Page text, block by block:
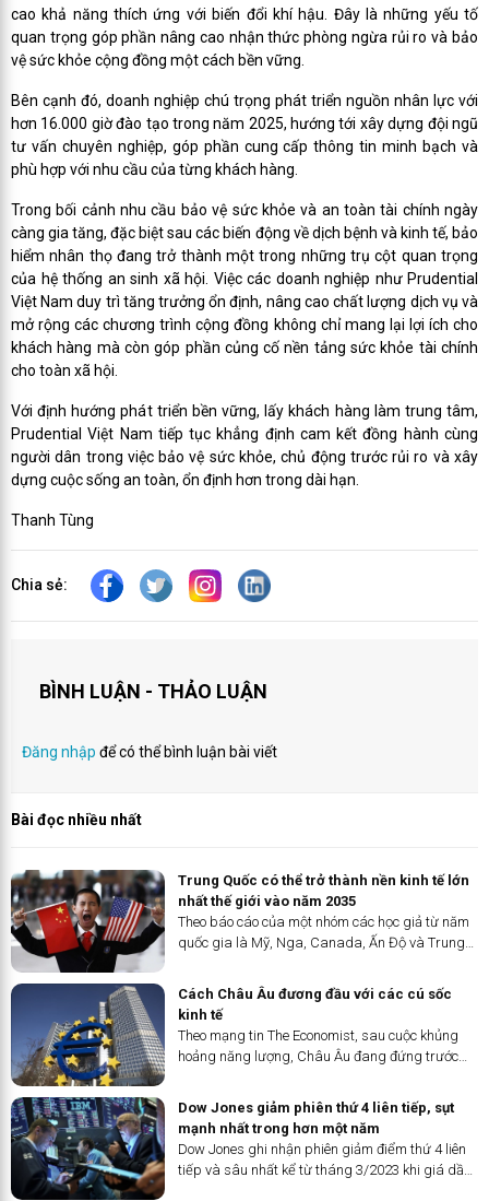
cao khả năng thích ứng với biến đổi khí hậu. Đây là những yếu tố
quan trọng góp phần nâng cao nhận thức phòng ngừa rủi ro và bảo
vệ sức khỏe cộng đồng một cách bền vững.
Bên cạnh đó, doanh nghiệp chú trọng phát triển nguồn nhân lực với
hơn 16.000 giờ đào tạo trong năm 2025, hướng tới xây dựng đội ngũ
tư vấn chuyên nghiệp, góp phần cung cấp thông tin minh bạch và
phù hợp với nhu cầu của từng khách hàng.
Trong bối cảnh nhu cầu bảo vệ sức khỏe và an toàn tài chính ngày
càng gia tăng, đặc biệt sau các biến động về dịch bệnh và kinh tế, bảo
hiểm nhân thọ đang trở thành một trong những trụ cột quan trọng
của hệ thống an sinh xã hội. Việc các doanh nghiệp như Prudential
Việt Nam duy trì tăng trưởng ổn định, nâng cao chất lượng dịch vụ và
mở rộng các chương trình cộng đồng không chỉ mang lại lợi ích cho
khách hàng mà còn góp phần củng cố nền tảng sức khỏe tài chính
cho toàn xã hội.
Với định hướng phát triển bền vững, lấy khách hàng làm trung tâm,
Prudential Việt Nam tiếp tục khẳng định cam kết đồng hành cùng
người dân trong việc bảo vệ sức khỏe, chủ động trước rủi ro và xây
dựng cuộc sống an toàn, ổn định hơn trong dài hạn.
Thanh Tùng
Chia sẻ:
BÌNH LUẬN - THẢO LUẬN
Đăng nhập để có thể bình luận bài viết
Bài đọc nhiều nhất
Trung Quốc có thể trở thành nền kinh tế lớn
nhất thế giới vào năm 2035 ​
Theo báo cáo của một nhóm các học giả từ năm
quốc gia là Mỹ, Nga, Canada, Ấn Độ và Trung
qua, GDP của Trung Quốc ước tính vượt Mỹ vào
năm 2035.
Cách Châu Âu đương đầu với các cú sốc
kinh tế
Theo mạng tin The Economist, sau cuộc khủng
hoảng năng lượng, Châu Âu đang đứng trước
áp thuế quan từ Mỹ.
Dow Jones giảm phiên thứ 4 liên tiếp, sụt
mạnh nhất trong hơn một năm
Dow Jones ghi nhận phiên giảm điểm thứ 4 liên
tiếp và sâu nhất kể từ tháng 3/2023 khi giá dầu